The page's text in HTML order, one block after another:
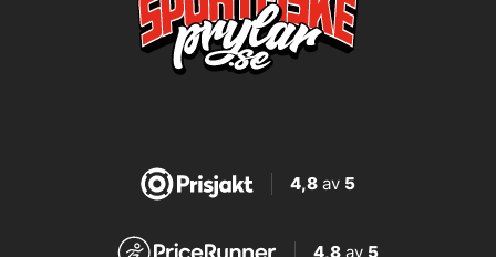
4,8av 5
4,8 av 5